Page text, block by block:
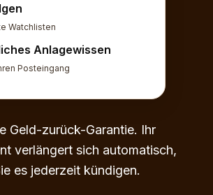
Watchlisten
Anlagewissen
Posteingang
Geld-zurück-Garantie. Ihr
verlängert sich automatisch,
es jederzeit kündigen.